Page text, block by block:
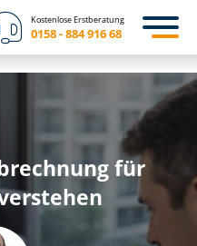
Kostenlose Erstberatung
0158 - 884 916 68
für